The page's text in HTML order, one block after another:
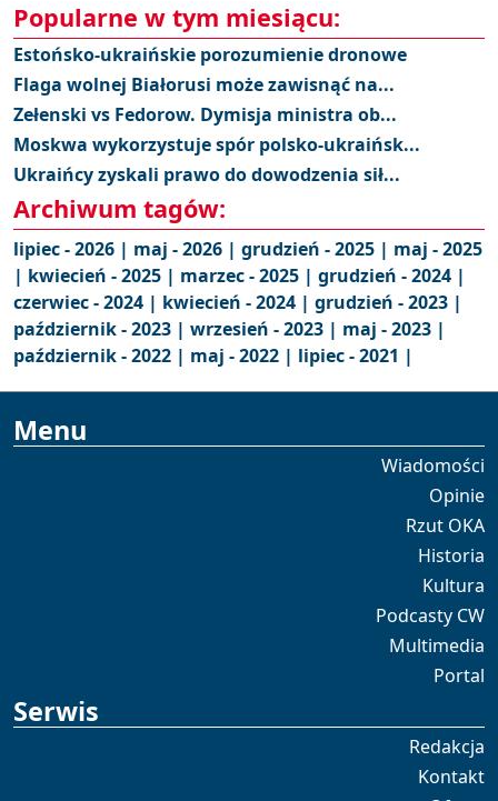
Popularne w tym miesiącu:
Estońsko-ukraińskie porozumienie dronowe
Flaga wolnej Białorusi może zawisnąć na...
Zełenski vs Fedorow. Dymisja ministra ob...
Moskwa wykorzystuje spór polsko-ukraińsk...
Ukraińcy zyskali prawo do dowodzenia sił...
Archiwum tagów:
lipiec - 2026 | maj - 2026 | grudzień - 2025 | maj - 2025
| kwiecień - 2025 | marzec - 2025 | grudzień - 2024 |
czerwiec - 2024 | kwiecień - 2024 | grudzień - 2023 |
październik - 2023 | wrzesień - 2023 | maj - 2023 |
październik - 2022 | maj - 2022 | lipiec - 2021 |
Menu
Wiadomości
Opinie
Rzut OKA
Historia
Kultura
Podcasty CW
Multimedia
Portal
Serwis
Redakcja
Kontakt